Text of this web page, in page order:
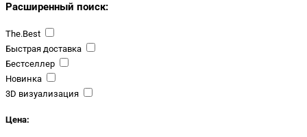
Расширенный поиск:
The.Best
Быстрая доставка
Бестселлер
Новинка
3D визуализация
Цена: